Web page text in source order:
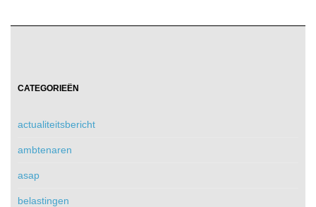
CATEGORIEËN
actualiteitsbericht
ambtenaren
asap
belastingen